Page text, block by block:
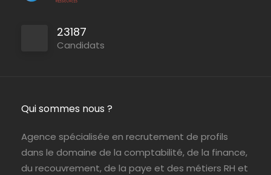
23187
Candidats
Qui sommes nous ?
Agence spécialisée en recrutement de profils
dans le domaine de la comptabilité, de la finance,
du recouvrement, de la paye et des métiers RH et